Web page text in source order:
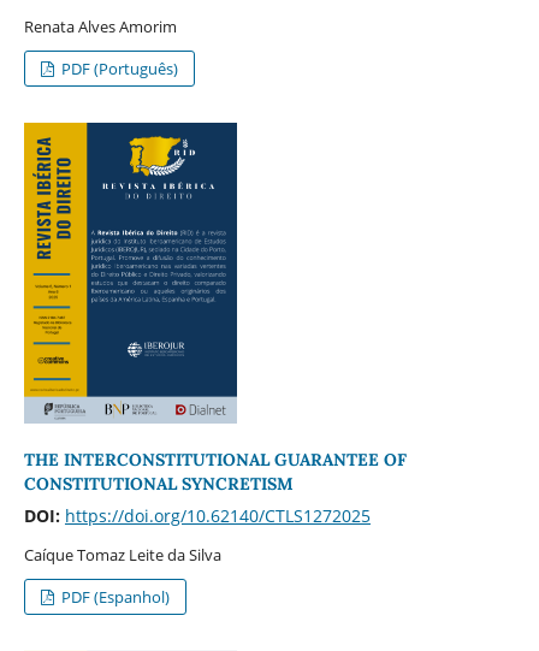
Renata Alves Amorim
PDF (Português)
THE INTERCONSTITUTIONAL GUARANTEE OF
CONSTITUTIONAL SYNCRETISM
DOI: https://doi.org/10.62140/CTLS1272025
Caíque Tomaz Leite da Silva
PDF (Espanhol)